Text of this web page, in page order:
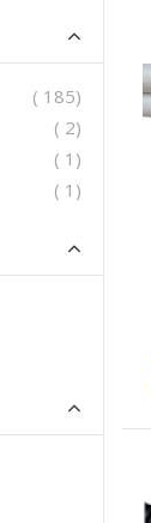
185termék
2termék
1 termék
1 termék